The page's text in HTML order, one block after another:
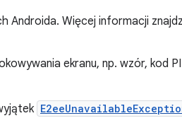
Androida. Więcej informacji
ekranu, np. wzór, kod